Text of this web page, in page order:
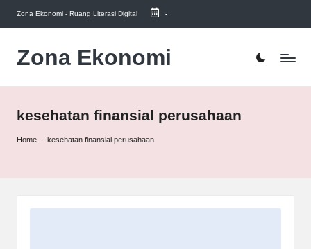
Skip
content
Zona Ekonomi - Ruang Literasi Digital -
Zona Ekonomi
Ruang
kesehatan finansial perusahaan
Home - kesehatan finansial perusahaan